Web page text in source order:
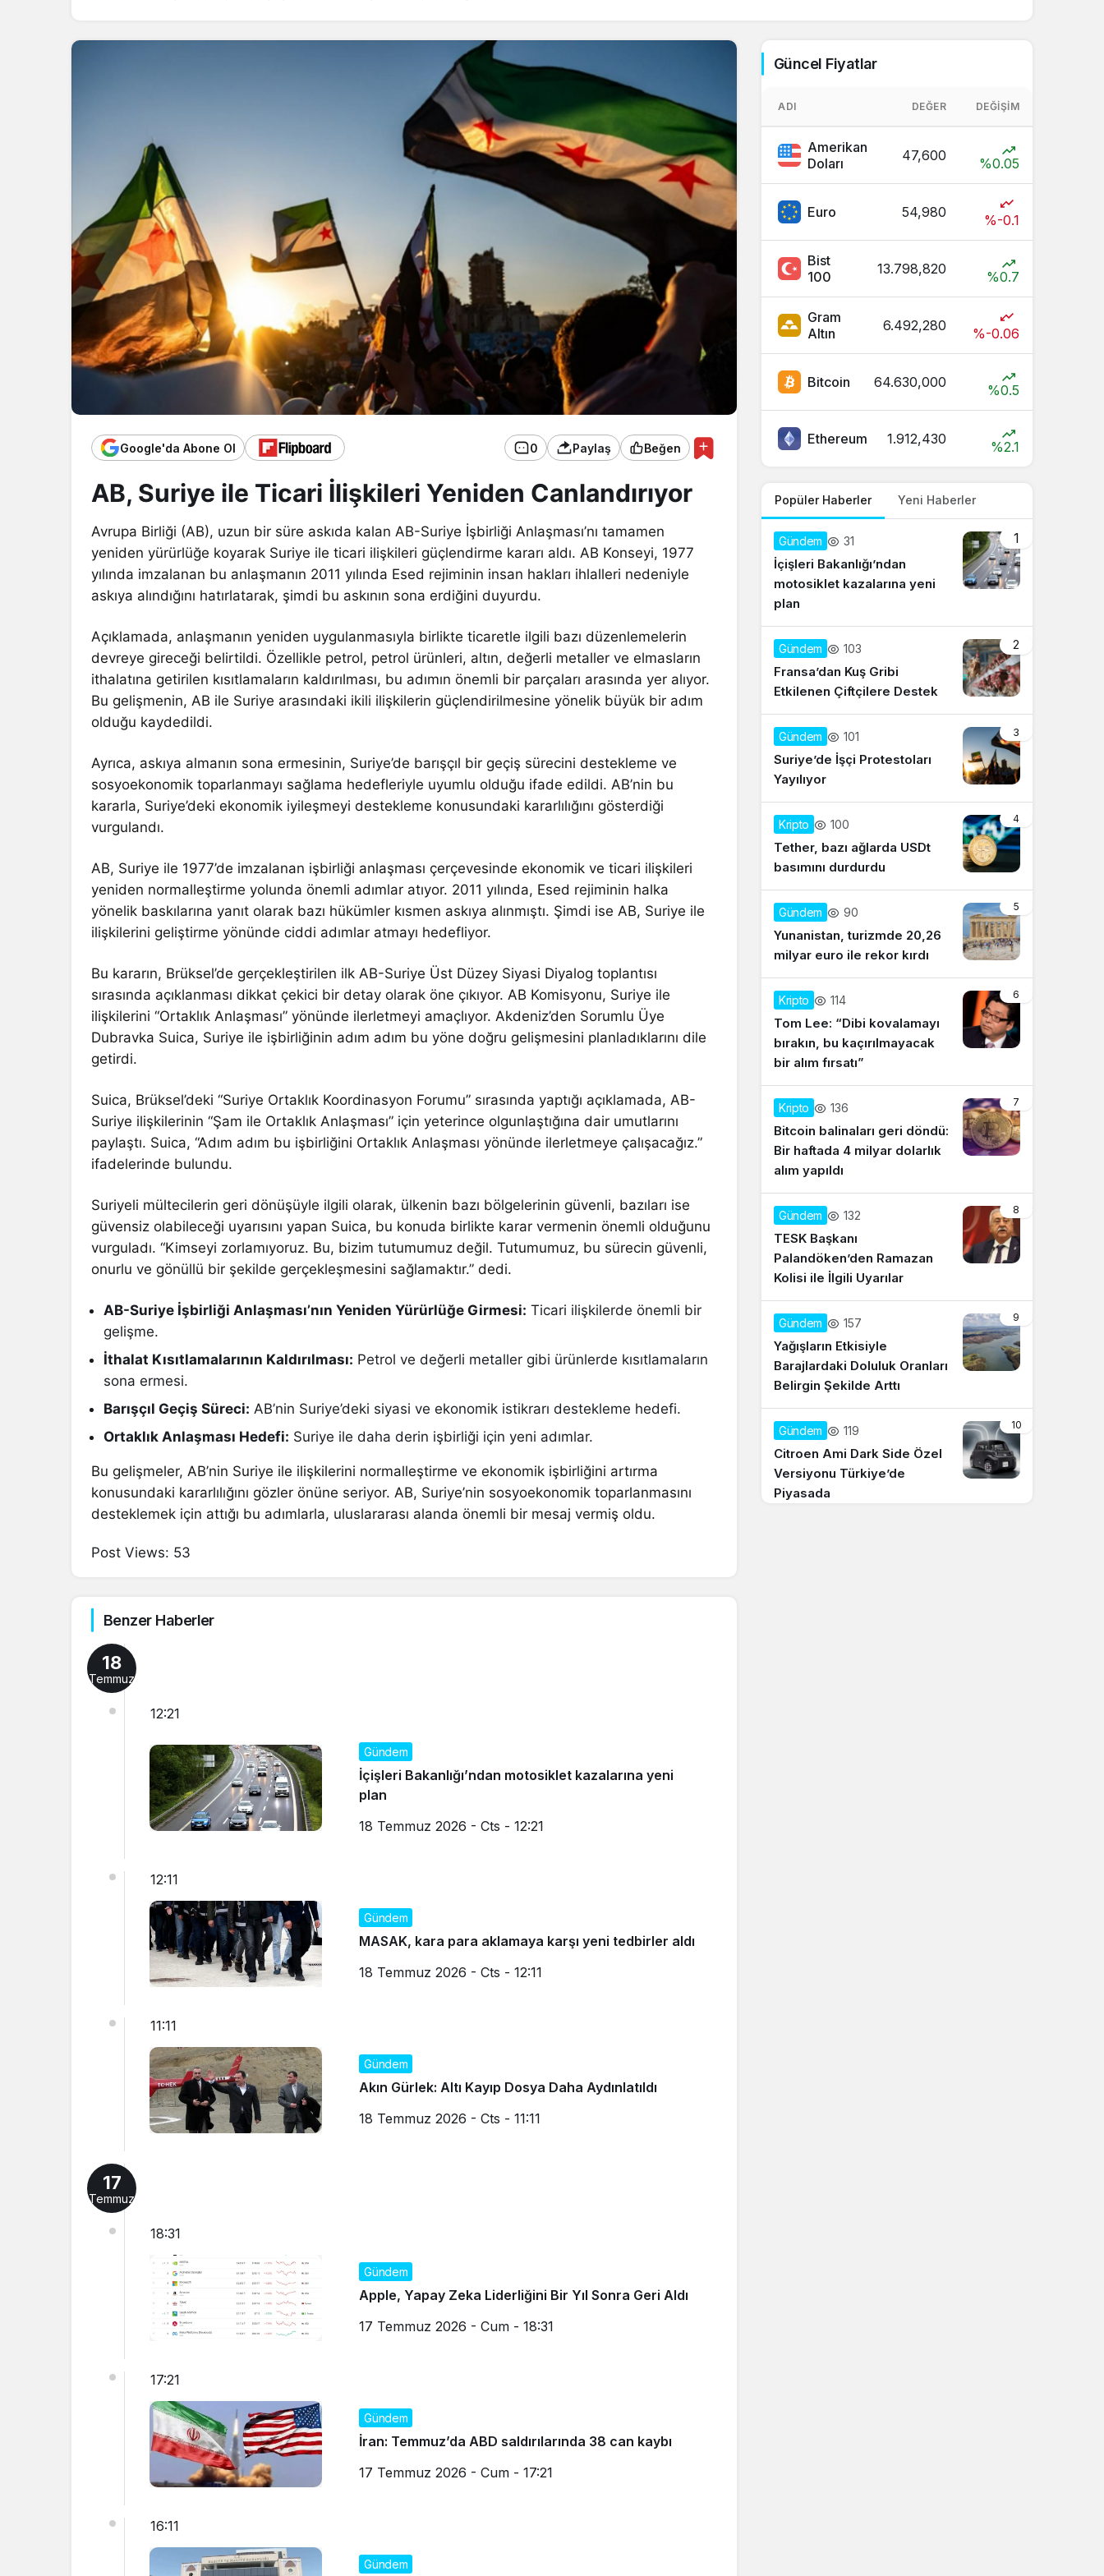
Sistem modunu seçin.
Google'da Abone Ol 0 Paylaş Beğen
AB, Suriye ile Ticari İlişkileri Yeniden Canlandırıyor
Avrupa Birliği (AB), uzun bir süre askıda kalan AB-Suriye İşbirliği Anlaşması’nı tamamen
yeniden yürürlüğe koyarak Suriye ile ticari ilişkileri güçlendirme kararı aldı. AB Konseyi, 1977
yılında imzalanan bu anlaşmanın 2011 yılında Esed rejiminin insan hakları ihlalleri nedeniyle
askıya alındığını hatırlatarak, şimdi bu askının sona erdiğini duyurdu.
Açıklamada, anlaşmanın yeniden uygulanmasıyla birlikte ticaretle ilgili bazı düzenlemelerin
devreye gireceği belirtildi. Özellikle petrol, petrol ürünleri, altın, değerli metaller ve elmasların
ithalatına getirilen kısıtlamaların kaldırılması, bu adımın önemli bir parçaları arasında yer alıyor.
Bu gelişmenin, AB ile Suriye arasındaki ikili ilişkilerin güçlendirilmesine yönelik büyük bir adım
olduğu kaydedildi.
Ayrıca, askıya almanın sona ermesinin, Suriye’de barışçıl bir geçiş sürecini destekleme ve
sosyoekonomik toparlanmayı sağlama hedefleriyle uyumlu olduğu ifade edildi. AB’nin bu
kararla, Suriye’deki ekonomik iyileşmeyi destekleme konusundaki kararlılığını gösterdiği
vurgulandı.
AB, Suriye ile 1977’de imzalanan işbirliği anlaşması çerçevesinde ekonomik ve ticari ilişkileri
yeniden normalleştirme yolunda önemli adımlar atıyor. 2011 yılında, Esed rejiminin halka
yönelik baskılarına yanıt olarak bazı hükümler kısmen askıya alınmıştı. Şimdi ise AB, Suriye ile
ilişkilerini geliştirme yönünde ciddi adımlar atmayı hedefliyor.
Bu kararın, Brüksel’de gerçekleştirilen ilk AB-Suriye Üst Düzey Siyasi Diyalog toplantısı
sırasında açıklanması dikkat çekici bir detay olarak öne çıkıyor. AB Komisyonu, Suriye ile
ilişkilerini “Ortaklık Anlaşması” yönünde ilerletmeyi amaçlıyor. Akdeniz’den Sorumlu Üye
Dubravka Suica, Suriye ile işbirliğinin adım adım bu yöne doğru gelişmesini planladıklarını dile
getirdi.
Suica, Brüksel’deki “Suriye Ortaklık Koordinasyon Forumu” sırasında yaptığı açıklamada, AB-
Suriye ilişkilerinin “Şam ile Ortaklık Anlaşması” için yeterince olgunlaştığına dair umutlarını
paylaştı. Suica, “Adım adım bu işbirliğini Ortaklık Anlaşması yönünde ilerletmeye çalışacağız.”
ifadelerinde bulundu.
Suriyeli mültecilerin geri dönüşüyle ilgili olarak, ülkenin bazı bölgelerinin güvenli, bazıları ise
güvensiz olabileceği uyarısını yapan Suica, bu konuda birlikte karar vermenin önemli olduğunu
vurguladı. “Kimseyi zorlamıyoruz. Bu, bizim tutumumuz değil. Tutumumuz, bu sürecin güvenli,
onurlu ve gönüllü bir şekilde gerçekleşmesini sağlamaktır.” dedi.
AB-Suriye İşbirliği Anlaşması’nın Yeniden Yürürlüğe Girmesi: Ticari ilişkilerde önemli bir
gelişme.
İthalat Kısıtlamalarının Kaldırılması: Petrol ve değerli metaller gibi ürünlerde kısıtlamaların
sona ermesi.
Barışçıl Geçiş Süreci: AB’nin Suriye’deki siyasi ve ekonomik istikrarı destekleme hedefi.
Ortaklık Anlaşması Hedefi: Suriye ile daha derin işbirliği için yeni adımlar.
Bu gelişmeler, AB’nin Suriye ile ilişkilerini normalleştirme ve ekonomik işbirliğini artırma
konusundaki kararlılığını gözler önüne seriyor. AB, Suriye’nin sosyoekonomik toparlanmasını
desteklemek için attığı bu adımlarla, uluslararası alanda önemli bir mesaj vermiş oldu.
Post Views: 53
Benzer Haberler
18
Temmuz
12:21
Gündem
İçişleri Bakanlığı’ndan motosiklet kazalarına yeni
plan
18 Temmuz 2026 - Cts - 12:21
12:11
Gündem
MASAK, kara para aklamaya karşı yeni tedbirler aldı
18 Temmuz 2026 - Cts - 12:11
11:11
Gündem
Akın Gürlek: Altı Kayıp Dosya Daha Aydınlatıldı
18 Temmuz 2026 - Cts - 11:11
17
Temmuz
18:31
Gündem
Apple, Yapay Zeka Liderliğini Bir Yıl Sonra Geri Aldı
17 Temmuz 2026 - Cum - 18:31
17:21
Gündem
İran: Temmuz’da ABD saldırılarında 38 can kaybı
17 Temmuz 2026 - Cum - 17:21
16:11
Gündem
Güncel Fiyatlar
ADI DEĞER DEĞIŞIM
Amerikan
Doları
47,600 %0.05
Euro 54,980 %-0.1
Bist
100
13.798,820 %0.7
Gram
Altın
6.492,280 %-0.06
Bitcoin 64.630,000 %0.5
Ethereum 1.912,430 %2.1
Popüler Haberler Yeni Haberler
1
Gündem 31
İçişleri Bakanlığı’ndan
motosiklet kazalarına yeni
plan
2
Gündem 103
Fransa’dan Kuş Gribi
Etkilenen Çiftçilere Destek
3
Gündem 101
Suriye’de İşçi Protestoları
Yayılıyor
4
Kripto 100
Tether, bazı ağlarda USDt
basımını durdurdu
5
Gündem 90
Yunanistan, turizmde 20,26
milyar euro ile rekor kırdı
6
Kripto 114
Tom Lee: “Dibi kovalamayı
bırakın, bu kaçırılmayacak
bir alım fırsatı”
7
Kripto 136
Bitcoin balinaları geri döndü:
Bir haftada 4 milyar dolarlık
alım yapıldı
8
Gündem 132
TESK Başkanı
Palandöken’den Ramazan
Kolisi ile İlgili Uyarılar
9
Gündem 157
Yağışların Etkisiyle
Barajlardaki Doluluk Oranları
Belirgin Şekilde Arttı
10
Gündem 119
Citroen Ami Dark Side Özel
Versiyonu Türkiye’de
Piyasada